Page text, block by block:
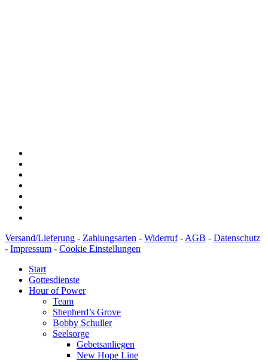
Versand/Lieferung - Zahlungsarten - Widerruf- AGB - Datenschutz
- Impressum - Cookie Einstellungen
Start
Gottesdienste
Hour of Power
Team
Shepherd’s Grove
Bobby Schuller
Seelsorge
Gebetsanliegen
New Hope Line